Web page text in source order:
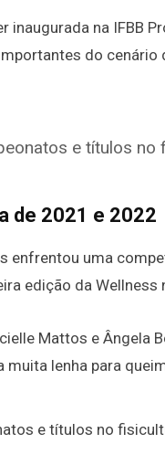
inaugurada na IFBB
do cenário
de 2021 e 2022
enfrentou uma
edição da Wellness
Mattos e Ângela
lenha para